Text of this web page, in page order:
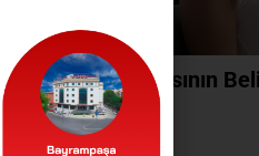
Klima Çarpmasının
Devamını Oku »